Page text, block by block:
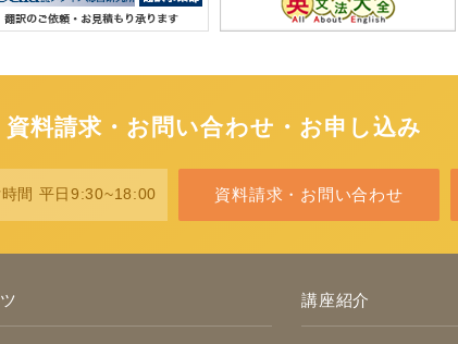
資料請求・お問い合わせ・お申し込み
時間 平日9:30~18:00 資料請求・お問い合わせ
講座紹介